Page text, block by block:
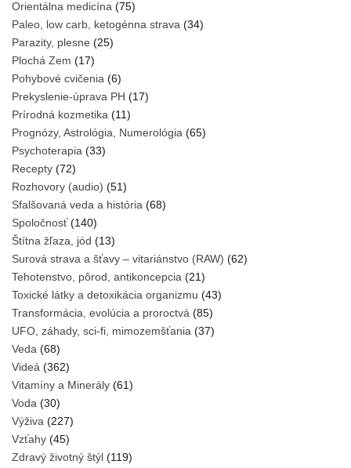
Orientálna medicína (75)
Paleo, low carb, ketogénna strava (34)
Parazity, plesne (25)
Plochá Zem (17)
Pohybové cvičenia (6)
Prekyslenie-úprava PH (17)
Prírodná kozmetika (11)
Prognózy, Astrológia, Numerológia (65)
Psychoterapia (33)
Recepty (72)
Rozhovory (audio) (51)
Sfalšovaná veda a história (68)
Spoločnosť(140)
Štítna žľaza, jód (13)
Surová strava a šťavy – vitariánstvo (RAW) (62)
Tehotenstvo, pôrod, antikoncepcia (21)
Toxické látky a detoxikácia organizmu (43)
Transformácia, evolúcia a proroctvá (85)
UFO, záhady, sci-fi, mimozemšťania (37)
Veda (68)
Videá (362)
Vitamíny a Minerály (61)
Voda (30)
Výživa (227)
Vzťahy (45)
Zdravý životný štýl (119)